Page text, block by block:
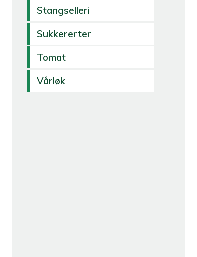
Stangselleri
Sukkererter
Tomat
Vårløk